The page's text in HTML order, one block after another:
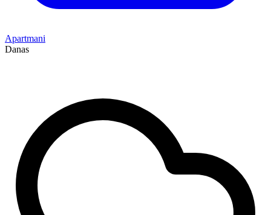
Apartmani
Danas